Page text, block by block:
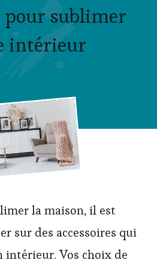
pour sublimer
intérieur
la maison, il est
sur des accessoires qui
intérieur. Vos choix de